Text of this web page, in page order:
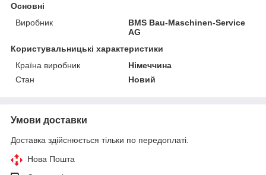
Основні
Виробник
BMS Bau-Maschinen-Service
AG
Користувальницькі характеристики
Країна виробник
Німеччина
Стан
Новий
Умови доставки
Доставка здійснюється тільки по передоплаті.
Нова Пошта